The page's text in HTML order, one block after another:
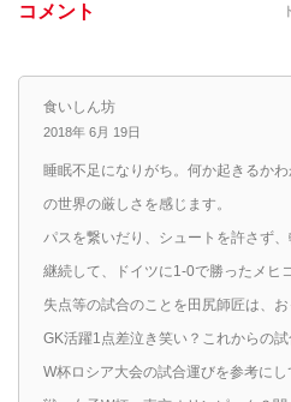
コメント
食いしん坊
2018年 6月 19日
睡眠不足になりがち。何か起きるか
の世界の厳しさを感じます。
パスを繋いだり、シュートを許さず
継続して、ドイツに1-0で勝ったメヒ
失点等の試合のことを田尻師匠は、お
GK活躍1点差泣き笑い？これからの
W杯ロシア大会の試合運びを参考に